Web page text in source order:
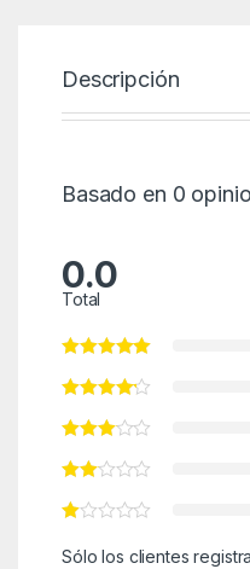
Descripción
Basado en 0
0.0
Total
Sólo los clientes